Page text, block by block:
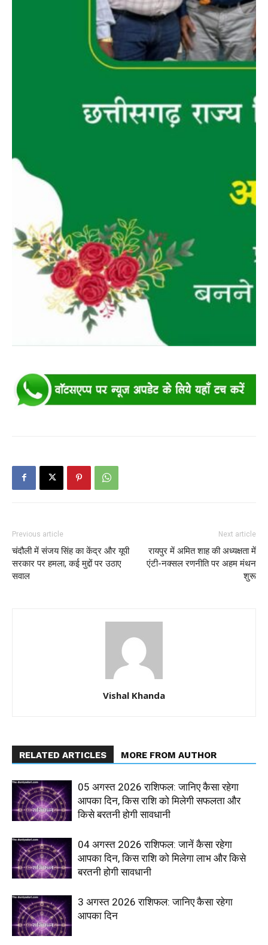
Previous article
चंदौली में संजय सिंह का केंद्र और यूपी
सरकार पर हमला, कई मुद्दों पर उठाए
सवाल
Next article
रायपुर में अमित शाह की अध्यक्षता में
एंटी-नक्सल रणनीति पर अहम मंथन
शुरू
Vishal Khanda
RELATED ARTICLES MORE FROM AUTHOR
05 अगस्त 2026 राशिफल: जानिए कैसा रहेगा
आपका दिन, किस राशि को मिलेगी सफलता और
किसे बरतनी होगी सावधानी
04 अगस्त 2026 राशिफल: जानें कैसा रहेगा
आपका दिन, किस राशि को मिलेगा लाभ और किसे
बरतनी होगी सावधानी
3 अगस्त 2026 राशिफल: जानिए कैसा रहेगा
आपका दिन